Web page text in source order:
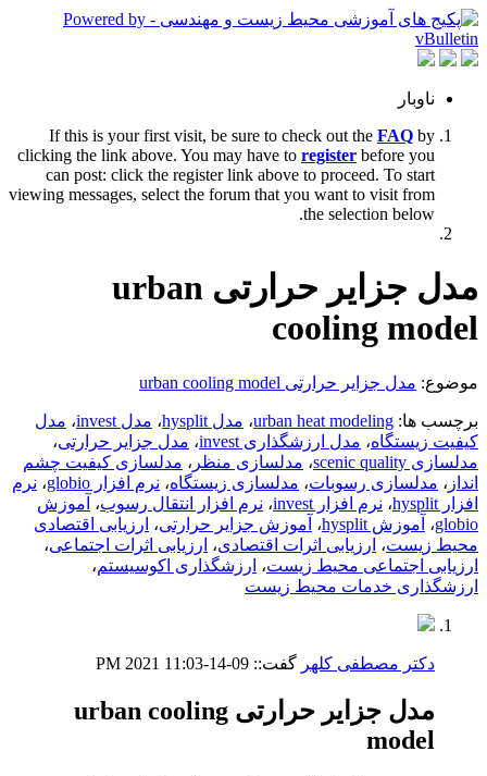
ناوبار
If this is your first visit, be sure to check out the FAQ by
clicking the link above. You may have to register before you
can post: click the register link above to proceed. To start
viewing messages, select the forum that you want to visit from
the selection below.
مدل جزایر حرارتی urban
cooling model
موضوع: مدل جزایر حرارتی urban cooling model
برچسب ها: urban heat modeling، مدل hysplit ، مدل invest ، مدل
کیفیت زیستگاه، مدل ارزشگذاری invest ، مدل جزایر حرارتی،
مدلسازی scenic quality
، مدلسازی منظر ، مدلسازی کیفیت چشم
انداز ، مدلسازی رسوبات، مدلسازی زیستگاه، نرم افزار globio ، نرم
افزار hysplit
، نرم افزار invest ، نرم افزار انتقال رسوب، آموزش
globio، آموزش hysplit ، آموزش جزایر حرارتی، ارزیابی اقتصادی
محیط زیست، ارزیابی اثرات اقتصادی، ارزیابی اثرات اجتماعی،
ارزیابی اجتماعی محیط زیست، ارزشگذاری اکوسیستم،
ارزشگذاری خدمات محیط زیست
دکتر مصطفی کلهر گفت:: 09-14-2021
11:03 PM
مدل جزایر حرارتی urban cooling
model